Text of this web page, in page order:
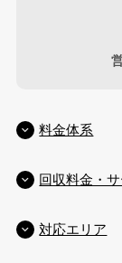
料金体系
回収料金・
対応エリア